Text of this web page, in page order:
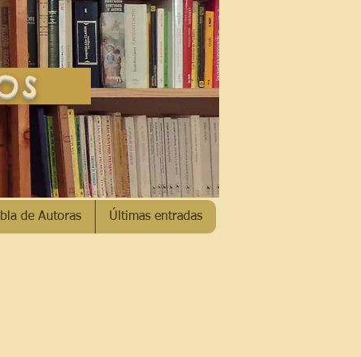
de Autoras Últimas entradas